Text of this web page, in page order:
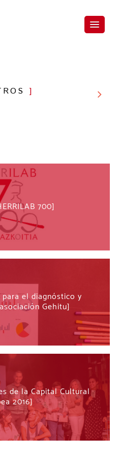
700
el diagnóstico y
Gehitu
de la Capital Cultural
2016